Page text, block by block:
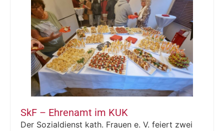
SkF – Ehrenamt im KUK
Der Sozialdienst kath. Frauen e. V. feiert zwei